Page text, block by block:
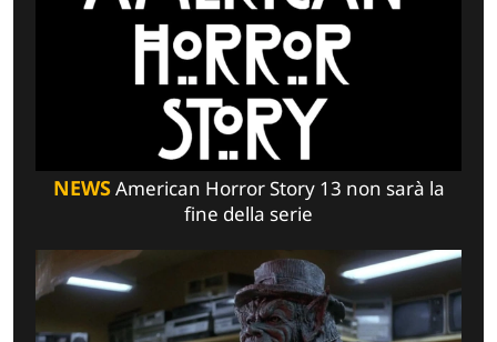
NEWSAmerican Horror Story 13 non sarà la
fine della serie